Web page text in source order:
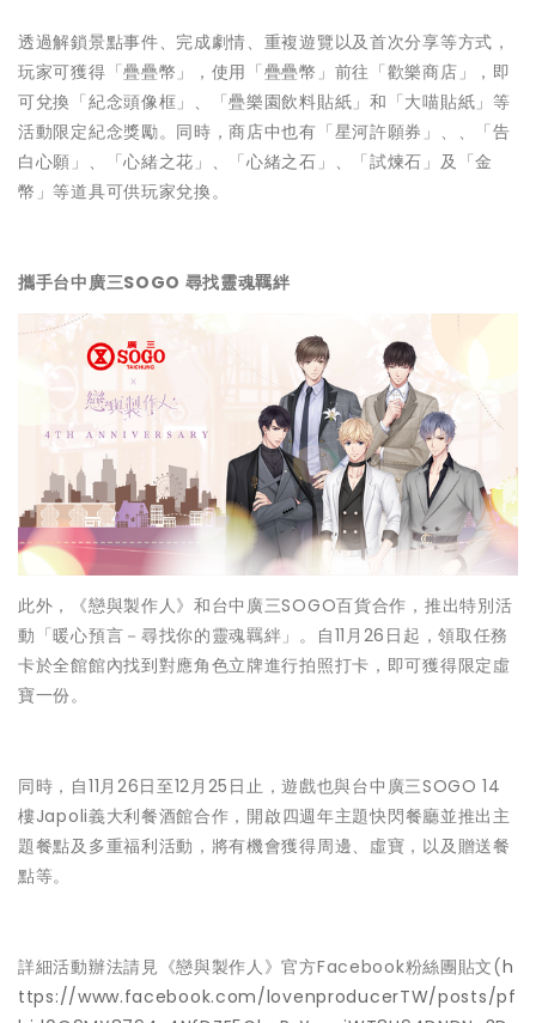
透過解鎖景點事件、完成劇情、重複遊覽以及首次分享等方式，
玩家可獲得「疊疊幣」，使用「疊疊幣」前往「歡樂商店」，即
可兌換「紀念頭像框」、「疊樂園飲料貼紙」和「大喵貼紙」等
活動限定紀念獎勵。同時，商店中也有「星河許願券」、、「告
白心願」、「心緒之花」、「心緒之石」、「試煉石」及「金
幣」等道具可供玩家兌換。
攜手台中廣三SOGO 尋找靈魂羈絆
此外，《戀與製作人》和台中廣三SOGO百貨合作，推出特別活
動「暖心預言－尋找你的靈魂羈絆」。自11月26日起，領取任務
卡於全館館內找到對應角色立牌進行拍照打卡，即可獲得限定虛
寶一份。
同時，自11月26日至12月25日止，遊戲也與台中廣三SOGO 14
樓Japoli義大利餐酒館合作，開啟四週年主題快閃餐廳並推出主
題餐點及多重福利活動，將有機會獲得周邊、虛寶，以及贈送餐
點等。
詳細活動辦法請見《戀與製作人》官方Facebook粉絲團貼文(h
ttps://www.facebook.com/lovenproducerTW/posts/pf